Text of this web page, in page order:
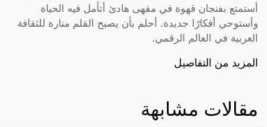
أستمتع بفنجان قهوة في مقهى هادئ أتأمل فيه الحياة
وأستوحي أفكارًا جديدة. أحلم بأن يصبح القلم منارة للثقافة
العربية في العالم الرقمي.
المزيد من التفاصيل
مقالات مشابهة